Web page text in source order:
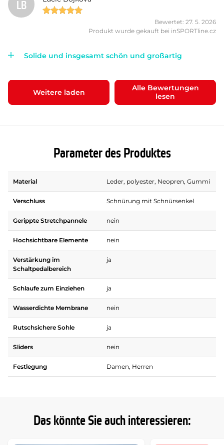
Das könnte Sie auch interessieren:
LB
Bewertet: 27. 5. 2026
Produkt wurde gekauft bei inSPORTline.cz
Solide und insgesamt schön und großartig
Weitere laden
Alle Bewertungen
lesen
Parameter des Produktes
Material Leder, polyester, Neopren, Gummi
Verschluss Schnürung mit Schnürsenkel
Gerippte Stretchpannele nein
Hochsichtbare Elemente nein
Verstärkung im
Schaltpedalbereich
ja
Schlaufe zum Einziehen ja
Wasserdichte Membrane nein
Rutschsichere Sohle ja
Sliders nein
Festlegung Damen, Herren